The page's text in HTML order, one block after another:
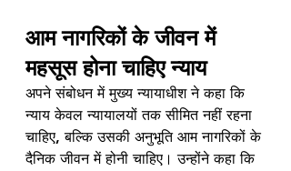
आम नागरिकों के जीवन में
महसूस होना चाहिए न्याय
अपने संबोधन में मुख्य न्यायाधीश ने कहा कि
न्याय केवल न्यायालयों तक सीमित नहीं रहना
चाहिए, बल्कि उसकी अनुभूति आम नागरिकों के
दैनिक जीवन में होनी चाहिए। उन्होंने कहा कि